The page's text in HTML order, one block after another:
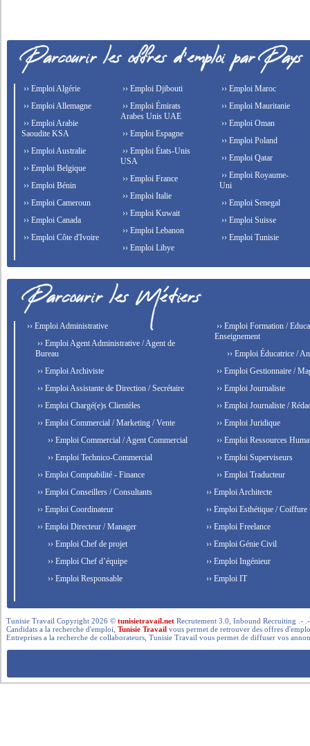
›› Emploi Algérie
›› Emploi Allemagne
›› Emploi Arabie
Saoudite KSA
›› Emploi Australie
›› Emploi Belgique
›› Emploi Bénin
›› Emploi Cameroun
›› Emploi Canada
›› Emploi Côte d'Ivoire
›› Emploi Djibouti
›› Emploi Émirats
Arabes Unis UAE
›› Emploi Espagne
›› Emploi États-Unis
USA
›› Emploi France
›› Emploi Italie
›› Emploi Kuwait
›› Emploi Lebanon
›› Emploi Libye
›› Emploi Maroc
›› Emploi Mauritanie
›› Emploi Oman
›› Emploi Poland
›› Emploi Qatar
›› Emploi Royaume-
Uni
›› Emploi Senegal
›› Emploi Suisse
›› Emploi Tunisie
›› Emploi Administrative
›› Emploi Agent Administrative / Agent de
Bureau
›› Emploi Archiviste
›› Emploi Assistante de Direction / Secrétaire
›› Emploi Chargé(e)s Clientèles
›› Emploi Commercial / Marketing / Vente
›› Emploi Commercial / Agent Commercial
›› Emploi Technico-Commercial
›› Emploi Comptabilité - Finance
›› Emploi Conseillers / Consultants
›› Emploi Coordinateur
›› Emploi Directeur / Manager
›› Emploi Chef de projet
›› Emploi Chef d’équipe
›› Emploi Responsable
›› Emploi Formation /
Enseignement
›› Emploi Éducatrice /
›› Emploi Gestionnaire /
›› Emploi Journaliste
›› Emploi Journaliste /
›› Emploi Juridique
›› Emploi Ressources
›› Emploi Superviseurs
›› Emploi Traducteur
›› Emploi Architecte
›› Emploi Esthétique / Coiffure
›› Emploi Freelance
›› Emploi Génie Civil
›› Emploi Ingénieur
›› Emploi IT
Tunisie Travail Copyright 2026 ©tunisietravail.net Recrutement 3.0, Inbound Recruiting .-
Candidats a la recherche d'emploi,Tunisie Travail vous permet de retrouver des offres
Entreprises a la recherche de collaborateurs, Tunisie Travail vous permet de diffuser vos